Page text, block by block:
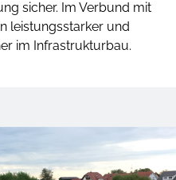
sicher. Im Verbund mit
leistungsstarker und
im Infrastrukturbau.